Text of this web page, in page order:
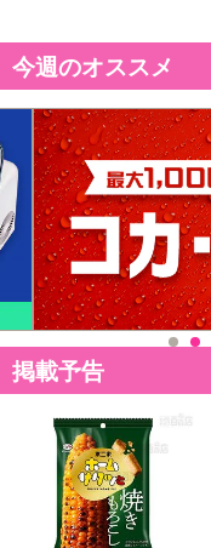
今週のオススメ
掲載予告